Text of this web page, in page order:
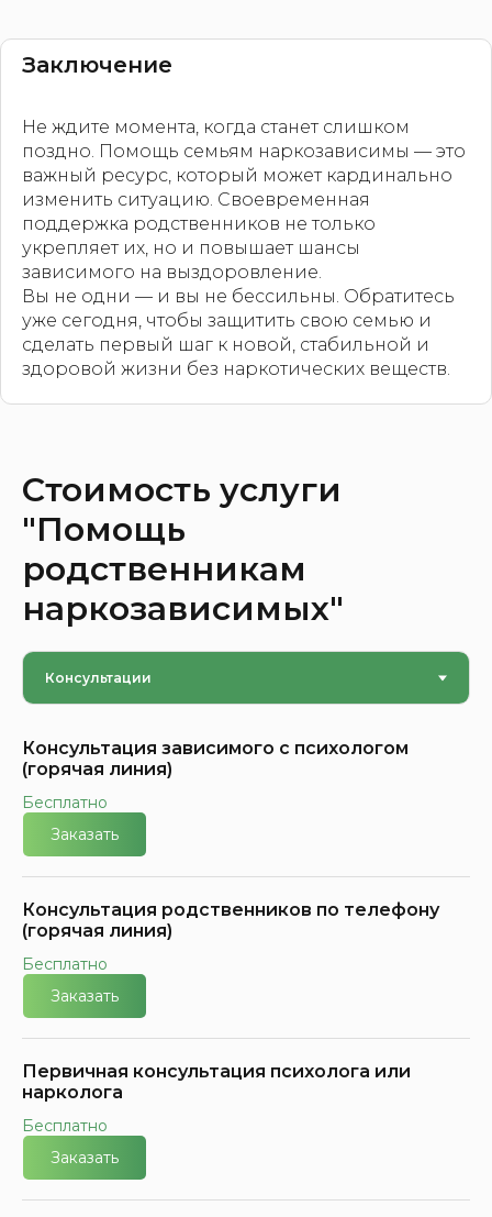
Заключение
Не ждите момента, когда станет слишком
поздно. Помощь семьям наркозависимы — это
важный ресурс, который может кардинально
изменить ситуацию. Своевременная
поддержка родственников не только
укрепляет их, но и повышает шансы
зависимого на выздоровление.
Вы не одни — и вы не бессильны. Обратитесь
уже сегодня, чтобы защитить свою семью и
сделать первый шаг к новой, стабильной и
здоровой жизни без наркотических веществ.
Стоимость услуги
"Помощь
родственникам
наркозависимых"
Консультация зависимого с психологом
(горячая линия)
Бесплатно
Заказать
Консультация родственников по телефону
(горячая линия)
Бесплатно
Заказать
Первичная консультация психолога или
нарколога
Бесплатно
Заказать